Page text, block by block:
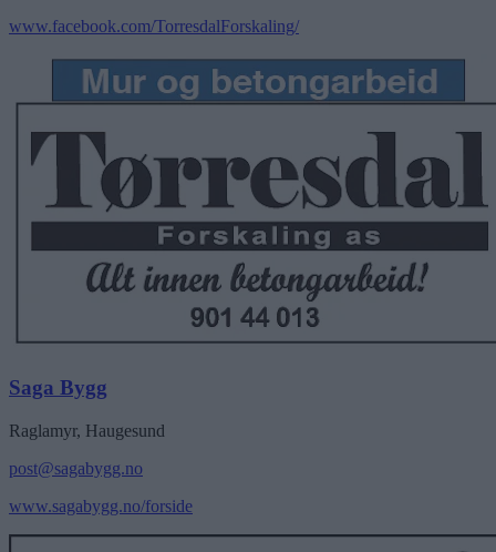
www.facebook.com/TorresdalForskaling/
Saga Bygg
Raglamyr, Haugesund
post@sagabygg.no
www.sagabygg.no/forside